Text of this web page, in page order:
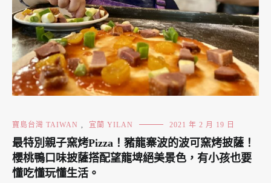
寶島台灣 TAIWAN , 宜蘭 YILAN 2021 年 2 月 19 日
最特別親子窯烤Pizza！豬龍寨波的波可窯烤披薩！
櫻桃鴨口味披薩搭配望龍埤絕美景色，有小孩也要
懂吃懂玩懂生活。